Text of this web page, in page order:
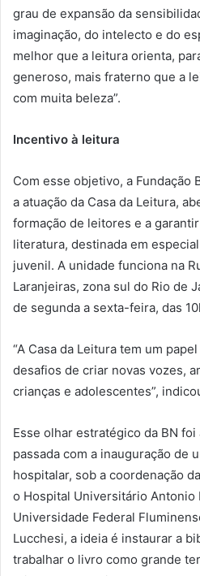
grau de expansão da
imaginação, do intelecto e do
melhor que a leitura orienta,
generoso, mais fraterno que a
com muita beleza”.
Incentivo à leitura
Com esse objetivo, a Fundação
a atuação da Casa da Leitura,
formação de leitores e a
literatura, destinada em
juvenil. A unidade funciona na
Laranjeiras, zona sul do Rio de
de segunda a sexta-feira, das
“A Casa da Leitura tem um
desafios de criar novas vozes,
crianças e adolescentes”,
Esse olhar estratégico da BN foi
passada com a inauguração de
hospitalar, sob a coordenação
o Hospital Universitário Antonio
Universidade Federal
Lucchesi, a ideia é instaurar a
trabalhar o livro como grande